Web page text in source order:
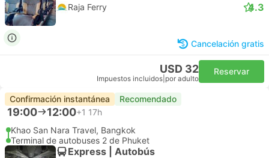
Raja Ferry 4.3
Cancelación gratis
USD 32
Impuestos incluidos por adulto
Reservar
Confirmación instantánea Recomendado
19:00 12:00+1 17h
Khao San Nara Travel, Bangkok
Terminal de autobuses 2 de Phuket
Express | Autobús